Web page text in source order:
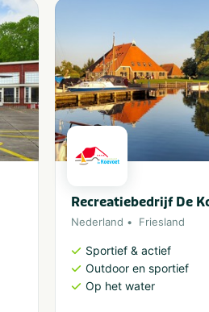
Recreatiebedrijf De
Nederland Friesland
Sportief & actief
Outdoor en sportief
Op het water